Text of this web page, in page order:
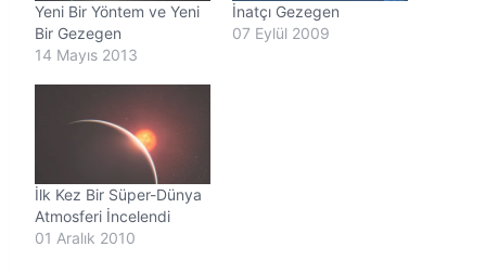
.
Yeni Bir Yöntem ve Yeni
Bir Gezegen
14 Mayıs 2013
İnatçı Gezegen
07 Eylül 2009
İlk Kez Bir Süper-Dünya
Atmosferi İncelendi
01 Aralık 2010